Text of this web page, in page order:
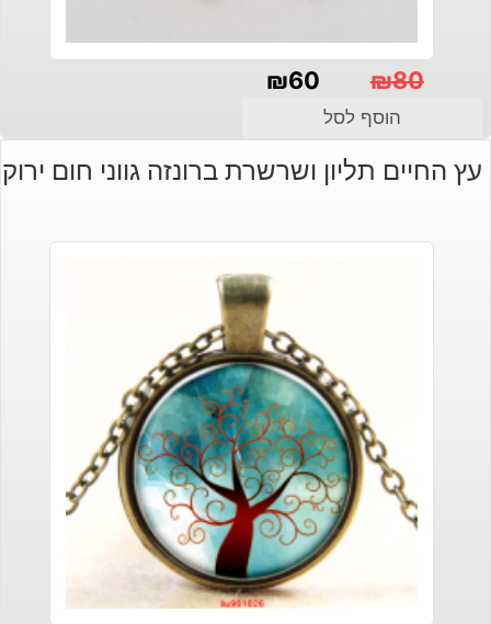
₪80
המקורי
היה:
₪60
הנוכחי
הוא:
הוסף לסל
עץ החיים תליון ושרשרת ברונזה גווני חום ירוק